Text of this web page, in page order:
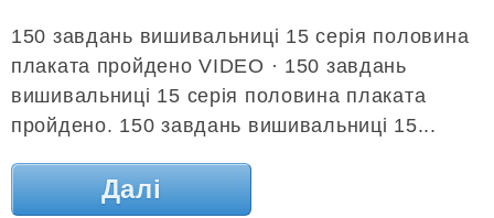
150 завдань вишивальниці 15 серія половина
плаката пройдено VIDEO · 150 завдань
вишивальниці 15 серія половина плаката
пройдено. 150 завдань вишивальниці 15...
Далі